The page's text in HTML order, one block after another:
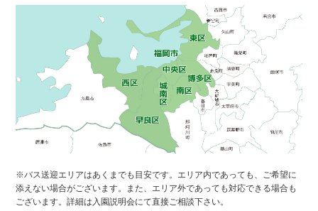
※バス送迎エリアはあくまでも目安です。エリア内であっても、ご希望に
添えない場合がございます。また、エリア外であっても対応できる場合も
ございます。詳細は入園説明会にて直接ご相談下さい。